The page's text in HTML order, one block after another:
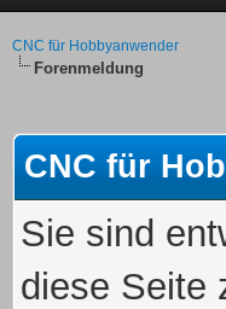
CNC für Hobbyanwender
Forenmeldung
CNC für
Sie sind
diese Seite